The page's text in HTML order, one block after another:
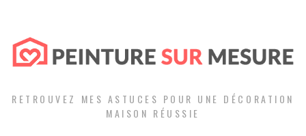
content
RETROUVEZ MES ASTUCES POUR UNE DÉCORATION
MAISON RÉUSSIE